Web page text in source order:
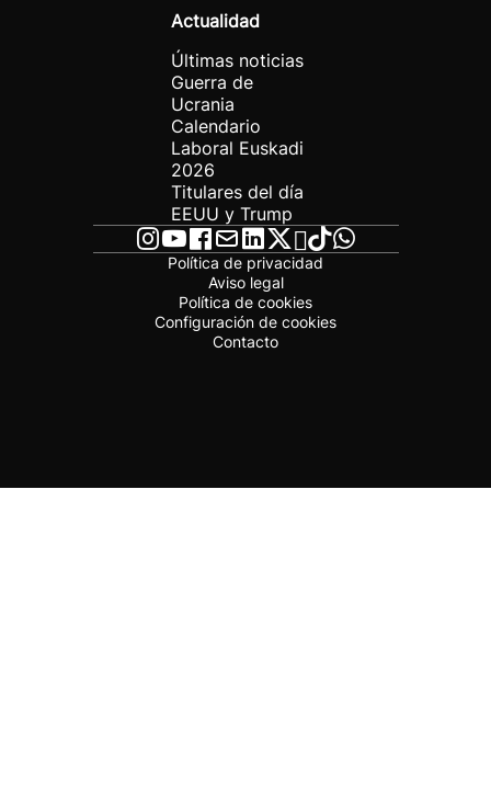
Actualidad
Últimas noticias
Guerra de
Ucrania
Calendario
Laboral Euskadi
2026
Titulares del día
EEUU y Trump
Política de privacidad
Aviso legal
Política de cookies
Configuración de cookies
Contacto